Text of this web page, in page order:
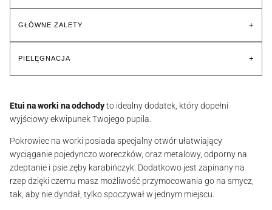
GŁÓWNE ZALETY +
PIELĘGNACJA +
Etui na worki na odchodyto idealny dodatek, który dopełni
wyjściowy ekwipunek Twojego pupila.
Pokrowiec na worki posiada specjalny otwór ułatwiający
wyciąganie pojedynczo woreczków, oraz metalowy, odporny na
zdeptanie i psie zęby karabińczyk. Dodatkowo jest zapinany na
rzep dzięki czemu masz możliwość przymocowania go na smycz,
tak, aby nie dyndał, tylko spoczywał w jednym miejscu.